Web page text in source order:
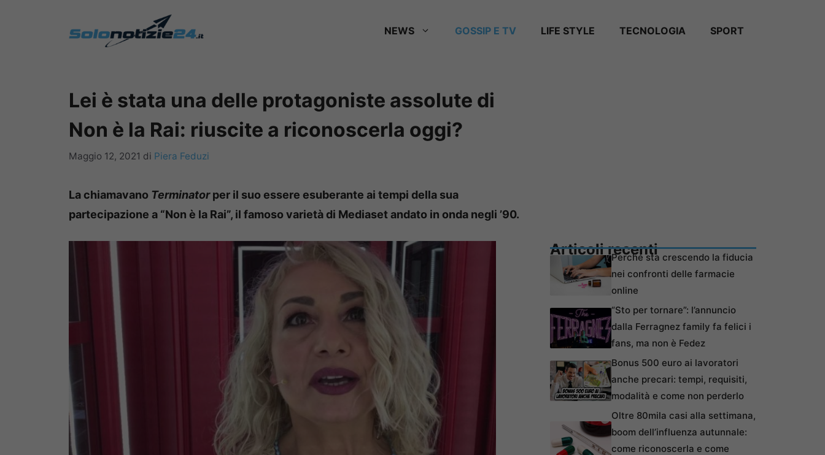
NEWS GOSSIP E TV LIFE STYLE TECNOLOGIA SPORT
Lei è stata una delle protagoniste assolute di
Non è la Rai: riuscite a riconoscerla oggi?
Maggio 12, 2021 di Piera Feduzi
La chiamavano Terminatorper il suo essere esuberante ai tempi della sua
partecipazione a “Non è la Rai”, il famoso varietà di Mediaset andato in onda negli ’90.
Articoli recentiPerché sta crescendo la fiducia
nei confronti delle farmacie
online
“Sto per tornare”: l’annuncio
dalla Ferragnez family fa felici i
fans, ma non è Fedez
Bonus 500 euro ai lavoratori
anche precari: tempi, requisiti,
modalità e come non perderlo
Oltre 80mila casi alla settimana,
boom dell’influenza autunnale:
come riconoscerla e come